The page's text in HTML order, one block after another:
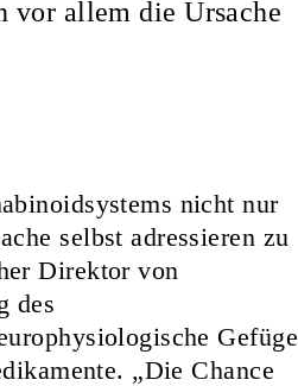
vor allem die Ursache
nicht nur
selbst adressieren zu
Direktor von
des
Gefüge
„Die Chance